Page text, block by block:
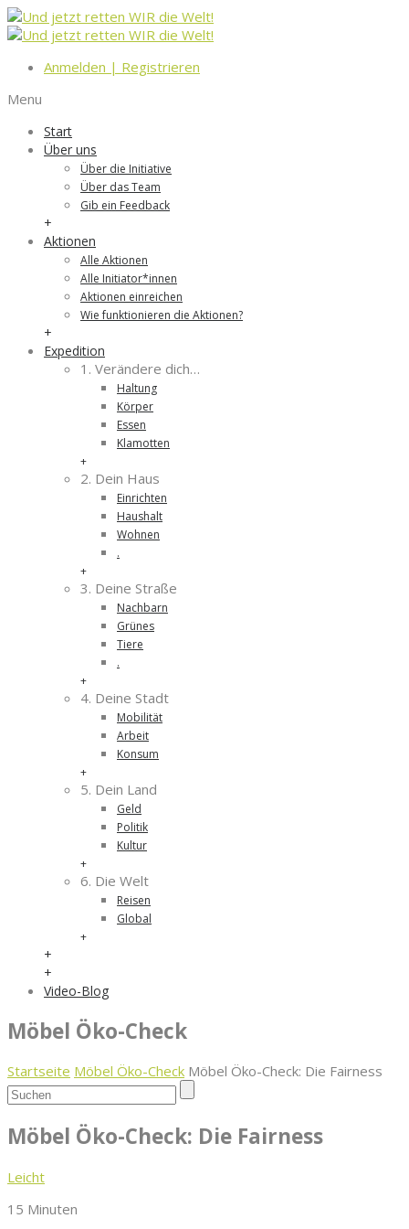
Anmelden | Registrieren
Menu
Start
Über uns
Über die Initiative
Über das Team
Gib ein Feedback
+
Aktionen
Alle Aktionen
Alle Initiator*innen
Aktionen einreichen
Wie funktionieren die Aktionen?
+
Expedition
1. Verändere dich…
Haltung
Körper
Essen
Klamotten
+
2. Dein Haus
Einrichten
Haushalt
Wohnen
.
+
3. Deine Straße
Nachbarn
Grünes
Tiere
.
+
4. Deine Stadt
Mobilität
Arbeit
Konsum
+
5. Dein Land
Geld
Politik
Kultur
+
6. Die Welt
Reisen
Global
+
+
+
Video-Blog
Möbel Öko-Check
Startseite Möbel Öko-Check Möbel Öko-Check: Die Fairness
Möbel Öko-Check: Die Fairness
Leicht
15 Minuten